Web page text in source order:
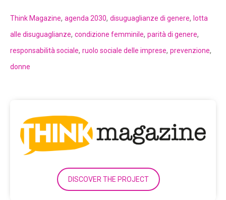
Think Magazine, agenda 2030, disuguaglianze di genere, lotta
alle disuguaglianze, condizione femminile, parità di genere,
responsabilità sociale, ruolo sociale delle imprese, prevenzione,
donne
DISCOVER THE PROJECT